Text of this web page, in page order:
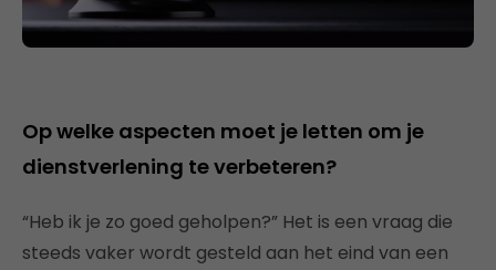
Op welke aspecten moet je letten om je
dienstverlening te verbeteren?
“Heb ik je zo goed geholpen?” Het is een vraag die
steeds vaker wordt gesteld aan het eind van een